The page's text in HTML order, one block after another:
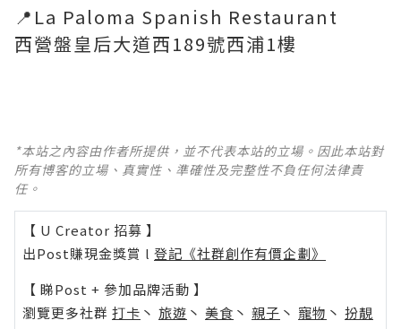
📍La Paloma Spanish Restaurant
西營盤皇后大道西189號西浦1樓
*本站之內容由作者所提供，並不代表本站的立場。因此本站對
所有博客的立場、真實性、準確性及完整性不負任何法律責
任。
【 U Creator 招募 】
出Post賺現金獎賞 l 登記《社群創作有價企劃》
【 睇Post + 參加品牌活動 】
瀏覽更多社群 打卡 丶 旅遊 丶 美食 丶 親子 丶 寵物 丶 扮靚